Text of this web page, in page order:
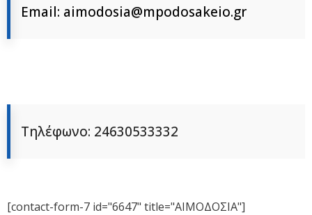
Email: aimodosia@mpodosakeio.gr
Τηλέφωνο: 24630533332
[contact-form-7 id="6647" title="ΑΙΜΟΔΟΣΙΑ"]